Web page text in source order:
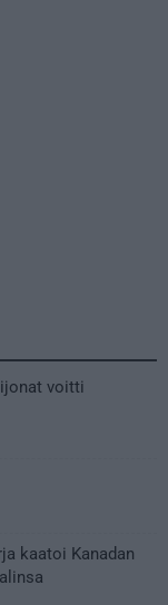
voitti
kaatoi Kanadan